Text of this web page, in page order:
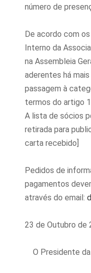
número de
De acordo com
Interno da
na Assembleia
aderentes há
passagem à
termos do artigo
A lista de sócios
retirada para
carta recebido]
Pedidos de
pagamentos
através do email:
23 de Outubro de
O Presidente da